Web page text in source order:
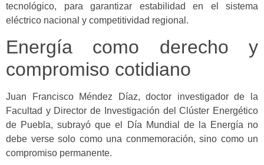
tecnológico, para garantizar estabilidad en el sistema
eléctrico nacional y competitividad regional.
Energía como derecho y
compromiso cotidiano
Juan Francisco Méndez Díaz, doctor investigador de la
Facultad y Director de Investigación del Clúster Energético
de Puebla, subrayó que el Día Mundial de la Energía no
debe verse solo como una conmemoración, sino como un
compromiso permanente.